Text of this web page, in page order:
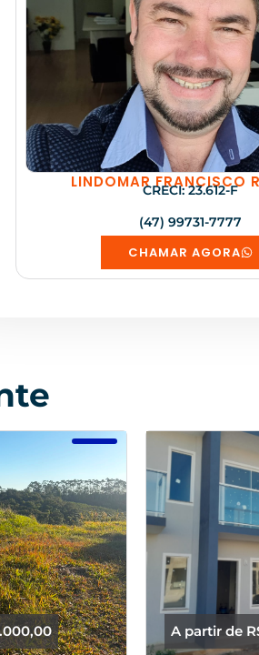
LINDOMAR FRANCISCO
CRECI: 23.612-F
(47) 99731-7777
CHAMAR AGORA
A partir de